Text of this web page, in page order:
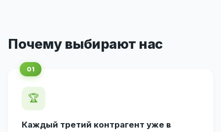
Почему выбирают нас
🏆
Каждый третий контрагент уже в